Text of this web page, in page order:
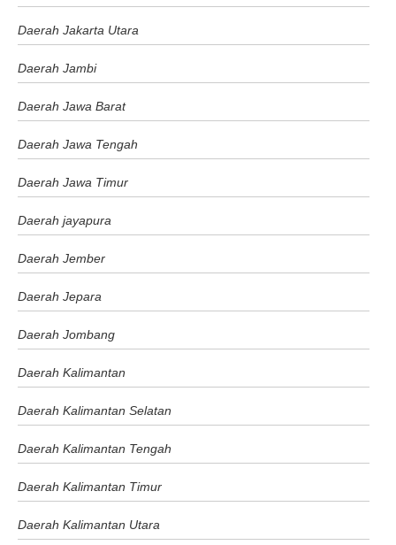
Daerah Jakarta Utara
Daerah Jambi
Daerah Jawa Barat
Daerah Jawa Tengah
Daerah Jawa Timur
Daerah jayapura
Daerah Jember
Daerah Jepara
Daerah Jombang
Daerah Kalimantan
Daerah Kalimantan Selatan
Daerah Kalimantan Tengah
Daerah Kalimantan Timur
Daerah Kalimantan Utara